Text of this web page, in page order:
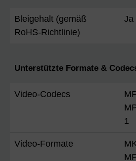
Bleigehalt (gemäß
RoHS-Richtlinie)
Ja
Unterstützte Formate &
Video-Codecs
1
Video-Formate